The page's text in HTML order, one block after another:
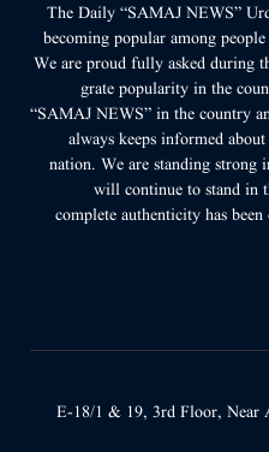
The Daily “SAMAJ NEWS”
becoming popular among
We are proud fully asked during
grate popularity in the
“SAMAJ NEWS” in the country
always keeps informed
nation. We are standing
will continue to stand in
complete authenticity has
E-18/1 & 19, 3rd Floor, Near